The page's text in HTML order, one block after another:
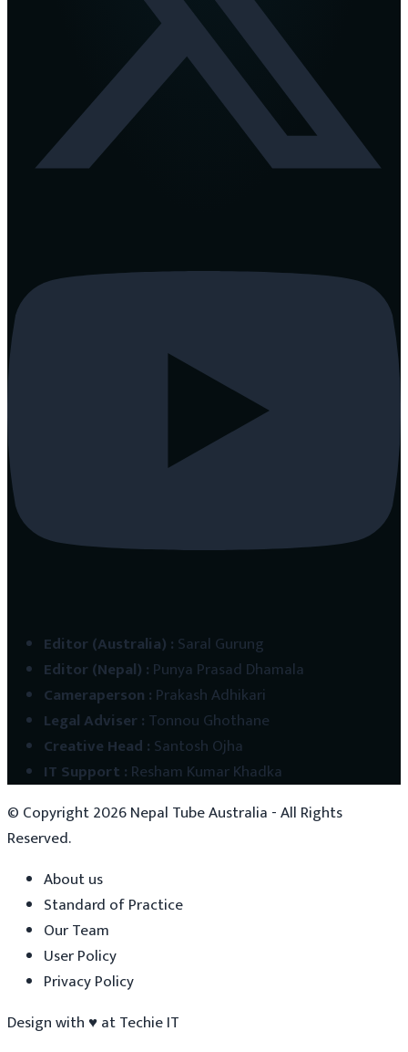
Editor (Australia) : Saral Gurung
Editor (Nepal) : Punya Prasad Dhamala
Cameraperson : Prakash Adhikari
Legal Adviser: Tonnou Ghothane
Creative Head : Santosh Ojha
IT Support : Resham Kumar Khadka
© Copyright2026Nepal Tube Australia - All Rights
Reserved.
About us
Standard of Practice
Our Team
User Policy
Privacy Policy
Design with ♥atTechie IT